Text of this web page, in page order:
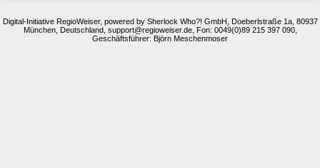
Digital-Initiative RegioWeiser, powered by Sherlock Who?! GmbH, Doeberlstraße 1a, 80937
München, Deutschland, support@regioweiser.de, Fon: 0049(0)89 215 397 090,
Geschäftsführer: Björn Meschenmoser